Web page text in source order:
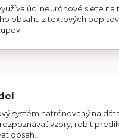
neurónové siete na
obsahu z textových
systém natrénovaný na
vzory, robiť
obsah.